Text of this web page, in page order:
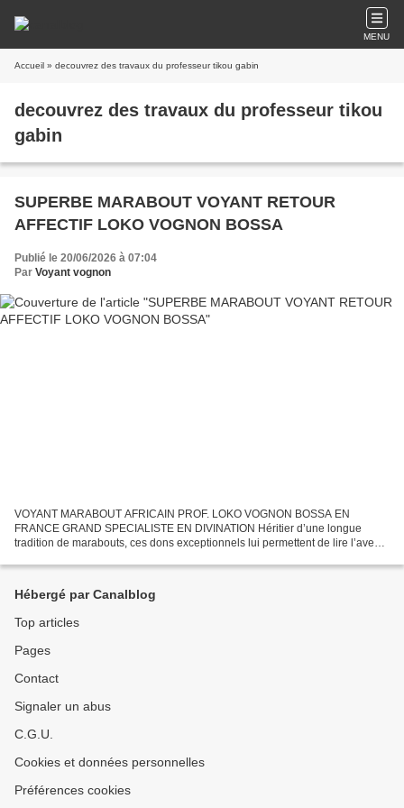
MENU
Accueil » decouvrez des travaux du professeur tikou gabin
decouvrez des travaux du professeur tikou
gabin
SUPERBE MARABOUT VOYANT RETOUR
AFFECTIF LOKO VOGNON BOSSA
Publié le 20/06/2026 à 07:04
Par Voyant vognon
VOYANT MARABOUT AFRICAIN PROF. LOKO VOGNON BOSSA EN
FRANCE GRAND SPECIALISTE EN DIVINATION Héritier d’une longue
tradition de marabouts, ces dons exceptionnels lui permettent de lire l’avenir.
Hébergé par Canalblog
Top articles
Pages
Contact
Signaler un abus
C.G.U.
Cookies et données personnelles
Préférences cookies